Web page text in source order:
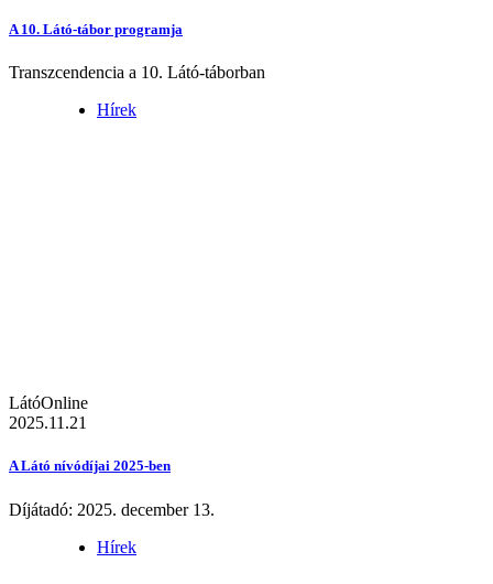
A 10. Látó-tábor programja
Transzcendencia a 10. Látó-táborban
Hírek
LátóOnline
2025.11.21
A Látó nívódíjai 2025-ben
Díjátadó: 2025. december 13.
Hírek